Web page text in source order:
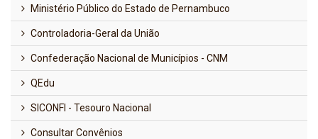
Ministério Público do Estado de Pernambuco
Controladoria-Geral da União
Confederação Nacional de Municípios - CNM
QEdu
SICONFI - Tesouro Nacional
Consultar Convênios